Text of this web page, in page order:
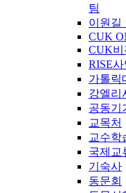
팀
이원길
CUK
CUK비
RISE
가톨릭
강엘리
공동기
교목처
교수학
국제교
기숙사
동문회